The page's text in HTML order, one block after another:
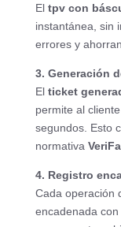
El tpv con
instantánea, sin
errores y
3. Generación
El ticket
permite al
segundos. Esto
normativa
4. Registro
Cada operación
encadenada